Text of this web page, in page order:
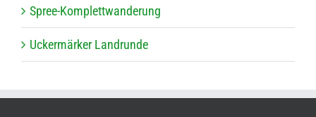
Spree-Kom­plett­wan­de­rung
Ucker­mär­ker Landrunde